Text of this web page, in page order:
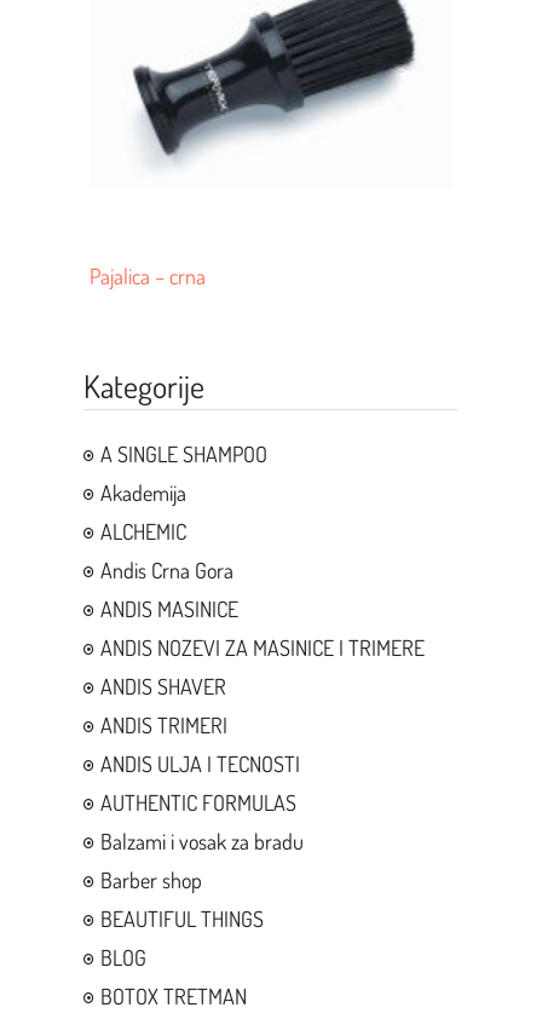
Pajalica – crna
Kategorije
A SINGLE SHAMPOO
Akademija
ALCHEMIC
Andis Crna Gora
ANDIS MASINICE
ANDIS NOZEVI ZA MASINICE I TRIMERE
ANDIS SHAVER
ANDIS TRIMERI
ANDIS ULJA I TECNOSTI
AUTHENTIC FORMULAS
Balzami i vosak za bradu
Barber shop
BEAUTIFUL THINGS
BLOG
BOTOX TRETMAN